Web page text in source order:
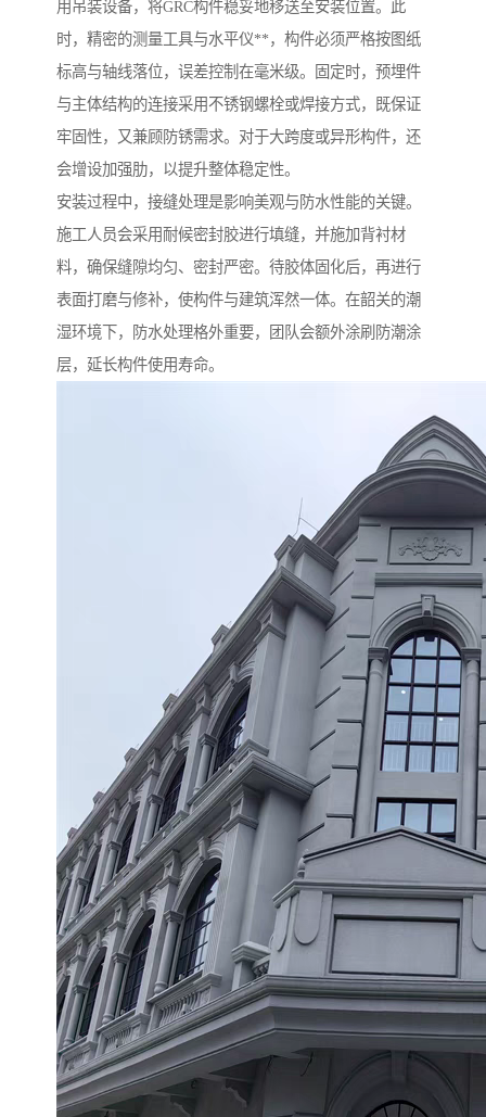
用吊装设备，将GRC构件稳妥地移送至安装位置。此
时，精密的测量工具与水平仪**，构件必须严格按图纸
标高与轴线落位，误差控制在毫米级。固定时，预埋件
与主体结构的连接采用不锈钢螺栓或焊接方式，既保证
牢固性，又兼顾防锈需求。对于大跨度或异形构件，还
会增设加强肋，以提升整体稳定性。
安装过程中，接缝处理是影响美观与防水性能的关键。
施工人员会采用耐候密封胶进行填缝，并施加背衬材
料，确保缝隙均匀、密封严密。待胶体固化后，再进行
表面打磨与修补，使构件与建筑浑然一体。在韶关的潮
湿环境下，防水处理格外重要，团队会额外涂刷防潮涂
层，延长构件使用寿命。